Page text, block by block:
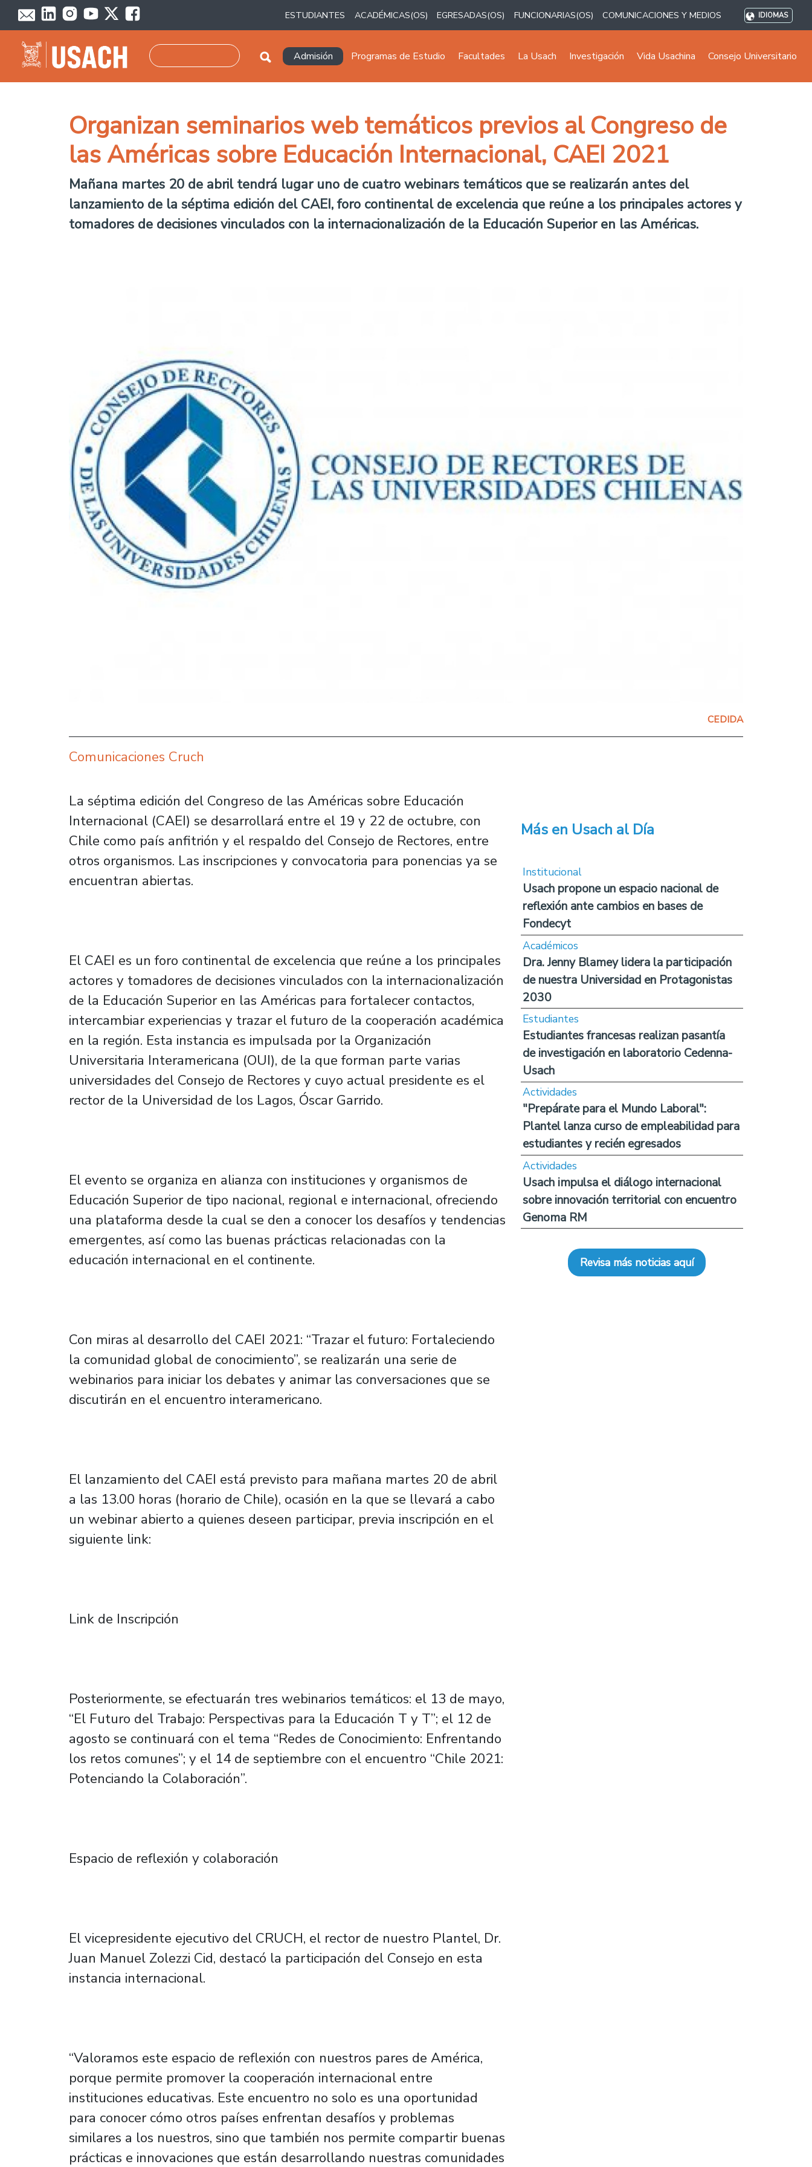
Pasar al contenido principal
ESTUDIANTES ACADÉMICAS(OS) EGRESADAS(OS) FUNCIONARIAS(OS) COMUNICACIONES Y MEDIOS IDIOMAS
Navegación principal
Admisión Programas de Estudio Facultades La Usach Investigación Vida Usachina Consejo Universitario
Organizan seminarios web temáticos previos al Congreso de
las Américas sobre Educación Internacional, CAEI 2021
Mañana martes 20 de abril tendrá lugar uno de cuatro webinars temáticos que se realizarán antes del
lanzamiento de la séptima edición del CAEI, foro continental de excelencia que reúne a los principales actores y
tomadores de decisiones vinculados con la internacionalización de la Educación Superior en las Américas.
CEDIDA
Comunicaciones Cruch
La séptima edición del Congreso de las Américas sobre Educación
Internacional (CAEI) se desarrollará entre el 19 y 22 de octubre, con
Chile como país anfitrión y el respaldo del Consejo de Rectores, entre
otros organismos. Las inscripciones y convocatoria para ponencias ya se
encuentran abiertas.
El CAEI es un foro continental de excelencia que reúne a los principales
actores y tomadores de decisiones vinculados con la internacionalización
de la Educación Superior en las Américas para fortalecer contactos,
intercambiar experiencias y trazar el futuro de la cooperación académica
en la región. Esta instancia es impulsada por la Organización
Universitaria Interamericana (OUI), de la que forman parte varias
universidades del Consejo de Rectores y cuyo actual presidente es el
rector de la Universidad de los Lagos, Óscar Garrido.
El evento se organiza en alianza con instituciones y organismos de
Educación Superior de tipo nacional, regional e internacional, ofreciendo
una plataforma desde la cual se den a conocer los desafíos y tendencias
emergentes, así como las buenas prácticas relacionadas con la
educación internacional en el continente.
Con miras al desarrollo del CAEI 2021: “Trazar el futuro: Fortaleciendo
la comunidad global de conocimiento”, se realizarán una serie de
webinarios para iniciar los debates y animar las conversaciones que se
discutirán en el encuentro interamericano.
El lanzamiento del CAEI está previsto para mañana martes 20 de abril
a las 13.00 horas (horario de Chile), ocasión en la que se llevará a cabo
un webinar abierto a quienes deseen participar, previa inscripción en el
siguiente link:
Link de Inscripción
Posteriormente, se efectuarán tres webinarios temáticos: el 13 de mayo,
“El Futuro del Trabajo: Perspectivas para la Educación T y T”; el 12 de
agosto se continuará con el tema “Redes de Conocimiento: Enfrentando
los retos comunes”; y el 14 de septiembre con el encuentro “Chile 2021:
Potenciando la Colaboración”.
Espacio de reflexión y colaboración
El vicepresidente ejecutivo del CRUCH, el rector de nuestro Plantel, Dr.
Juan Manuel Zolezzi Cid, destacó la participación del Consejo en esta
instancia internacional.
“Valoramos este espacio de reflexión con nuestros pares de América,
porque permite promover la cooperación internacional entre
instituciones educativas. Este encuentro no solo es una oportunidad
para conocer cómo otros países enfrentan desafíos y problemas
similares a los nuestros, sino que también nos permite compartir buenas
prácticas e innovaciones que están desarrollando nuestras comunidades
Más en Usach al Día
Institucional
Usach propone un espacio nacional de
reflexión ante cambios en bases de
Fondecyt
Académicos
Dra. Jenny Blamey lidera la participación
de nuestra Universidad en Protagonistas
2030
Estudiantes
Estudiantes francesas realizan pasantía
de investigación en laboratorio Cedenna-
Usach
Actividades
"Prepárate para el Mundo Laboral":
Plantel lanza curso de empleabilidad para
estudiantes y recién egresados
Actividades
Usach impulsa el diálogo internacional
sobre innovación territorial con encuentro
Genoma RM
Revisa más noticias aquí